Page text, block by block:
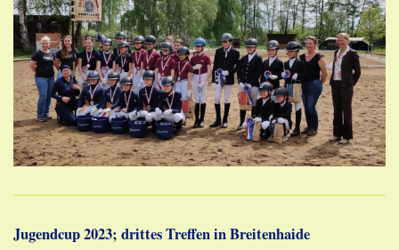
Jugendcup 2023; drittes Treffen in Breitenhaide